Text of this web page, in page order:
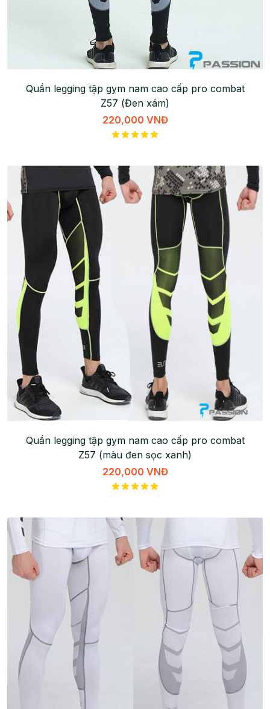
Quần legging tập gym nam cao cấp pro combat
Z57 (Đen xám)
220,000 VNĐ
Quần legging tập gym nam cao cấp pro combat
Z57 (màu đen sọc xanh)
220,000 VNĐ